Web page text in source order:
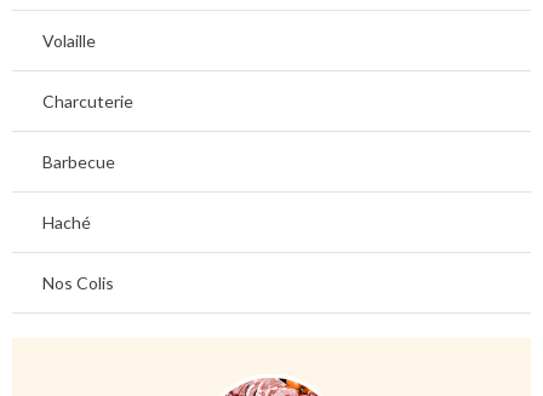
Volaille
Charcuterie
Barbecue
Haché
Nos Colis